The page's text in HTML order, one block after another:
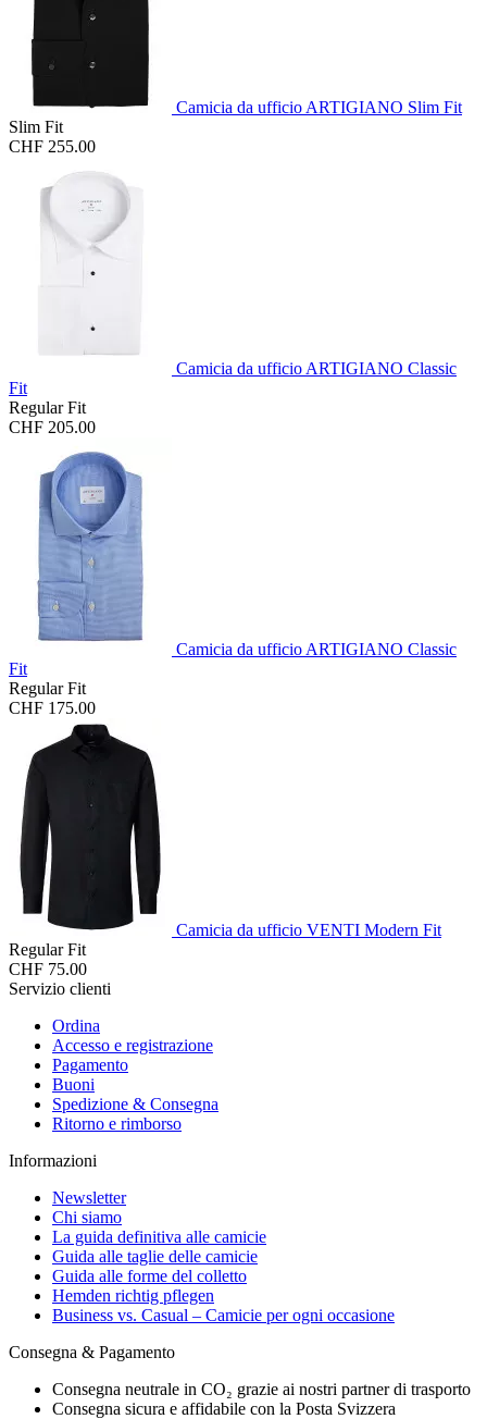
Camicia da ufficio ARTIGIANO Slim Fit
Slim Fit
CHF 255.00
Camicia da ufficio ARTIGIANO Classic
Fit
Regular Fit
CHF 205.00
Camicia da ufficio ARTIGIANO Classic
Fit
Regular Fit
CHF 175.00
Camicia da ufficio VENTI Modern Fit
Regular Fit
CHF 75.00
Servizio clienti
Ordina
Accesso e registrazione
Pagamento
Buoni
Spedizione & Consegna
Ritorno e rimborso
Informazioni
Newsletter
Chi siamo
La guida definitiva alle camicie
Guida alle taglie delle camicie
Guida alle forme del colletto
Hemden richtig pflegen
Business vs. Casual – Camicie per ogni occasione
Consegna & Pagamento
Consegna neutrale in CO₂ grazie ai nostri partner di trasporto
Consegna sicura e affidabile con la Posta Svizzera